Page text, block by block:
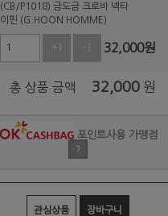
(CB/P1018) 금도금 크로바 넥타
이핀 (G.HOON HOMME)
+1 -1 32,000원
총 상품 금액 32,000 원
포인트사용 가맹점
?
관심상품 장바구니